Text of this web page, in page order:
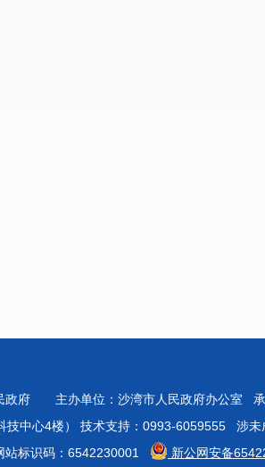
政府 主办单位：沙湾市人民政府办公室
技中心4楼） 技术支持：0993-6059555 涉
站标识码：6542230001 新公网安备